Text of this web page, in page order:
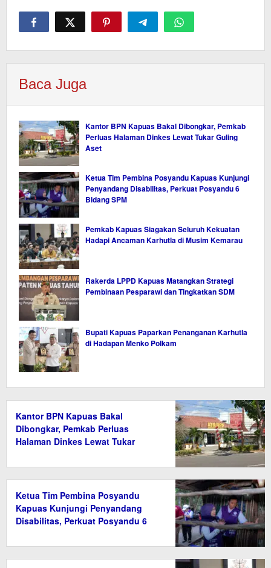
Baca Juga
Kantor BPN Kapuas Bakal Dibongkar, Pemkab
Perluas Halaman Dinkes Lewat Tukar Guling
Aset
Ketua Tim Pembina Posyandu Kapuas Kunjungi
Penyandang Disabilitas, Perkuat Posyandu 6
Bidang SPM
Pemkab Kapuas Siagakan Seluruh Kekuatan
Hadapi Ancaman Karhutla di Musim Kemarau
Rakerda LPPD Kapuas Matangkan Strategi
Pembinaan Pesparawi dan Tingkatkan SDM
Bupati Kapuas Paparkan Penanganan Karhutla
di Hadapan Menko Polkam
Kantor BPN Kapuas Bakal
Dibongkar, Pemkab Perluas
Halaman Dinkes Lewat Tukar
Ketua Tim Pembina Posyandu
Kapuas Kunjungi Penyandang
Disabilitas, Perkuat Posyandu 6